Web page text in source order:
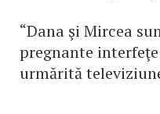
“Dana şi Mircea
pregnante
urmărită